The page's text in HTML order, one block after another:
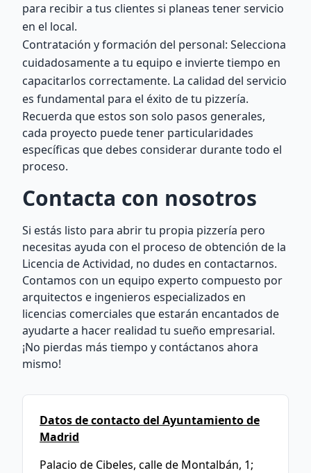
para recibir a tus clientes si planeas tener servicio
en el local.
Contratación y formación del personal: Selecciona
cuidadosamente a tu equipo e invierte tiempo en
capacitarlos correctamente. La calidad del servicio
es fundamental para el éxito de tu pizzería.
Recuerda que estos son solo pasos generales,
cada proyecto puede tener particularidades
específicas que debes considerar durante todo el
proceso.
Contacta con nosotros
Si estás listo para abrir tu propia pizzería pero
necesitas ayuda con el proceso de obtención de la
Licencia de Actividad, no dudes en contactarnos.
Contamos con un equipo experto compuesto por
arquitectos e ingenieros especializados en
licencias comerciales que estarán encantados de
ayudarte a hacer realidad tu sueño empresarial.
¡No pierdas más tiempo y contáctanos ahora
mismo!
Datos de contacto del Ayuntamiento de
Madrid
Palacio de Cibeles, calle de Montalbán, 1;